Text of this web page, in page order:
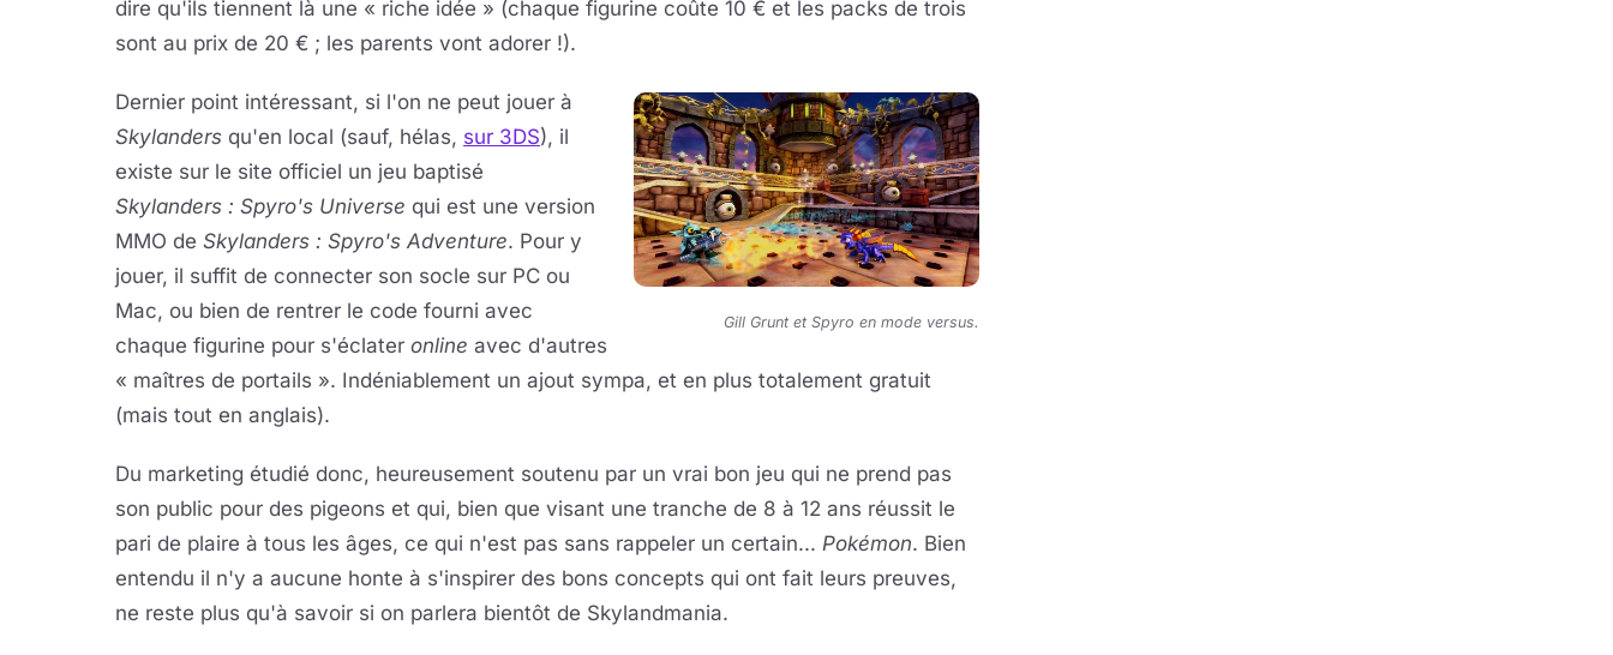
dire qu'ils tiennent là une « riche idée » (chaque figurine coûte 10 € et les packs de trois
sont au prix de 20 € ; les parents vont adorer !).
Gill Grunt et Spyro en mode versus.
Dernier point intéressant, si l'on ne peut jouer à
Skylanders qu'en local (sauf, hélas, sur 3DS), il
existe sur le site officiel un jeu baptisé
Skylanders : Spyro's Universe qui est une version
MMO de Skylanders : Spyro's Adventure. Pour y
jouer, il suffit de connecter son socle sur PC ou
Mac, ou bien de rentrer le code fourni avec
chaque figurine pour s'éclater online avec d'autres
« maîtres de portails ». Indéniablement un ajout sympa, et en plus totalement gratuit
(mais tout en anglais).
Du marketing étudié donc, heureusement soutenu par un vrai bon jeu qui ne prend pas
son public pour des pigeons et qui, bien que visant une tranche de 8 à 12 ans réussit le
pari de plaire à tous les âges, ce qui n'est pas sans rappeler un certain... Pokémon. Bien
entendu il n'y a aucune honte à s'inspirer des bons concepts qui ont fait leurs preuves,
ne reste plus qu'à savoir si on parlera bientôt de Skylandmania.